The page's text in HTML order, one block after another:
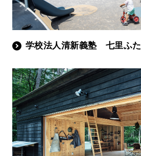
学校法人清新義塾 七里ふ